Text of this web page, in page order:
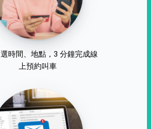
時間、地點，3 分鐘完成線
上預約叫車